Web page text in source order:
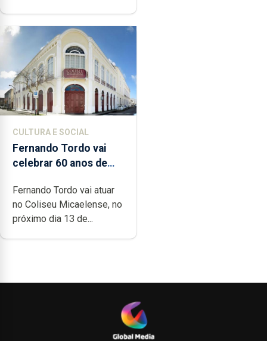
CULTURA E SOCIAL
Fernando Tordo vai
celebrar 60 anos de
Micaelense
Fernando Tordo vai atuar
no Coliseu Micaelense, no
próximo dia 13 de...